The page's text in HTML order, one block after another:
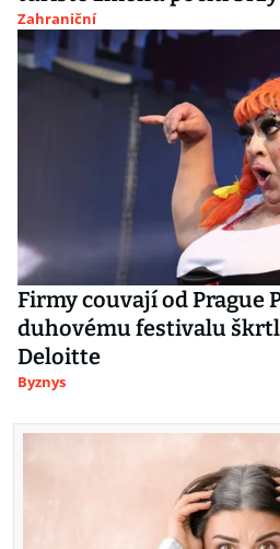
Zahraniční
Firmy couvají od Prague
duhovému festivalu
Deloitte
Byznys